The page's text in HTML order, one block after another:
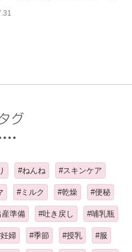
グ
#ねんね #スキンケア
#ミルク #乾燥 #便秘
産準備 #吐き戻し #哺乳瓶
婦 #季節 #授乳 #服